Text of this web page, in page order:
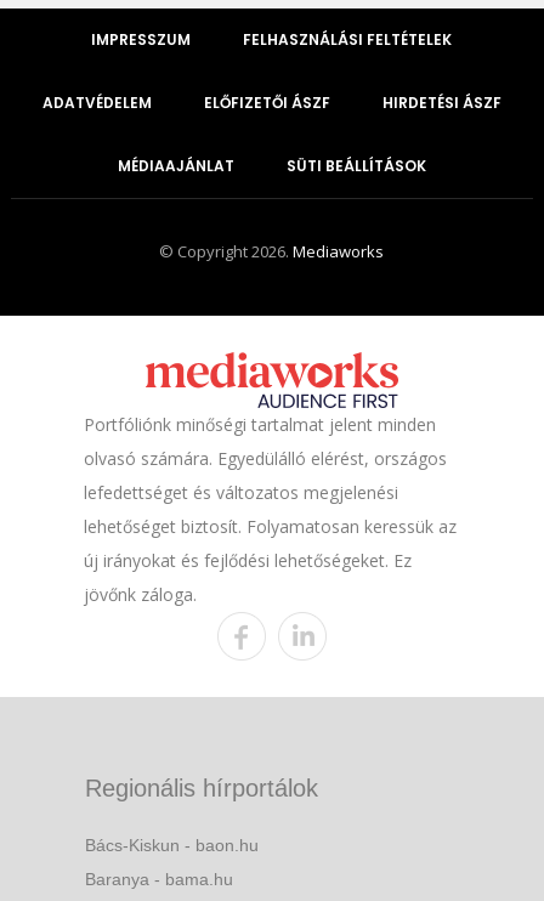
IMPRESSZUM FELHASZNÁLÁSI FELTÉTELEK
ADATVÉDELEM ELŐFIZETŐI ÁSZF HIRDETÉSI ÁSZF
MÉDIAAJÁNLAT SÜTI BEÁLLÍTÁSOK
© Copyright 2026.Mediaworks
Portfóliónk minőségi tartalmat jelent minden
olvasó számára. Egyedülálló elérést, országos
lefedettséget és változatos megjelenési
lehetőséget biztosít. Folyamatosan keressük az
új irányokat és fejlődési lehetőségeket. Ez
jövőnk záloga.
Regionális hírportálok
Bács-Kiskun - baon.hu
Baranya - bama.hu